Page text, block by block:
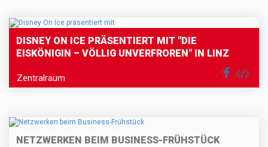
DISNEY ON ICE PRÄSENTIERT MIT "DIE
EISKÖNIGIN – VÖLLIG UNVERFROREN" IN LINZ
Zentralraum
NETZWERKEN BEIM BUSINESS-FRÜHSTÜCK